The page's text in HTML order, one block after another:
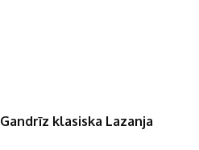
Gandrīz klasiska Lazanja